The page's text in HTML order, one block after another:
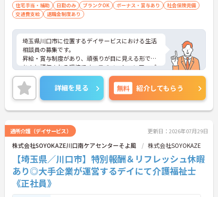
住宅手当・補助 日勤のみ ブランクOK ボーナス・賞与あり
社会保険完備
交通費支給
退職金制度あり
埼玉県川口市に位置するデイサービスにおける生活
相談員の募集です。
昇給・賞与制度があり、頑張りが目に見える形でき
ちんと評価される環境です。モチベーションアップ
につながります。資格や経験を活かしながらご勤務
いただける環境です。
ご興味のある方には、面接対策ポイントなど、さら
に詳細をご案内しますのでお気軽にご相談くださ
い！
詳細を見る 無料 紹介してもらう
通所介護（デイサービス） 更新日：2026年07月29日
株式会社SOYOKAZE川口南ケアセンターそよ風 株式会社SOYOKAZE
【埼玉県／川口市】特別報酬＆リフレッシュ休暇
あり◎大手企業が運営するデイにて介護福祉士
《正社員》